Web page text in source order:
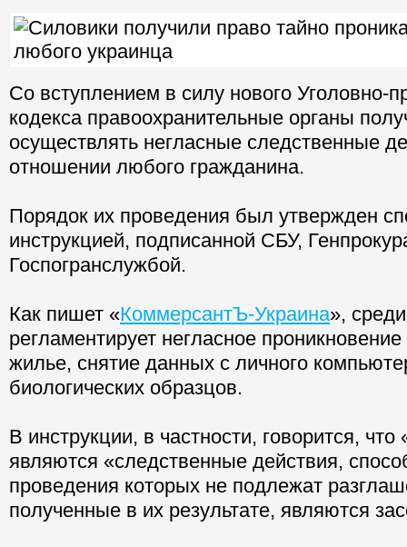
Со вступлением в силу нового Уголовно-
кодекса правоохранительные органы
осуществлять негласные следственные
отношении любого гражданина.
Порядок их проведения был утвержден
инструкцией, подписанной СБУ,
Госпогранслужбой.
Как пишет «КоммерсантЪ-Украина»,
регламентирует негласное
жилье, снятие данных с личного
биологических образцов.
В инструкции, в частности, говорится,
являются «следственные действия,
проведения которых не подлежат
полученные в их результате, являются